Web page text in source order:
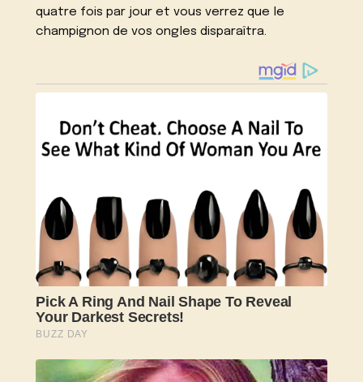
quatre fois par jour et vous verrez que le
champignon de vos ongles disparaîtra.